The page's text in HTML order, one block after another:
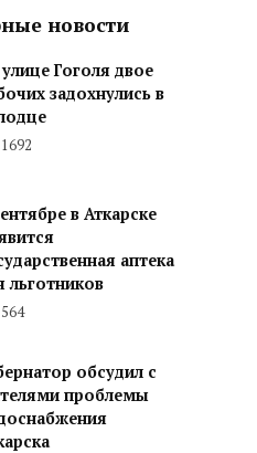
новости
Гоголя двое
задохнулись в
1692
в Аткарске
аптека
льготников
564
обсудил с
проблемы